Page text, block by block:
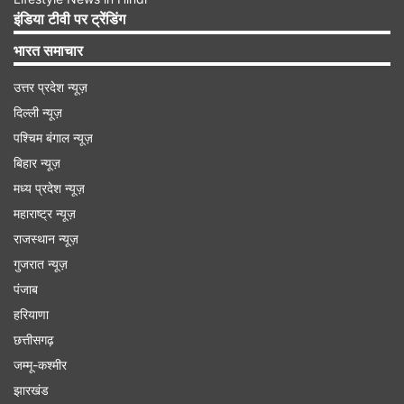
को बैंक में गिरवी रखते हैं, तो बैंक द्वारा आपको नियमित तौर
पर भुगतान किया जाता है। जहां इसे अपनाने के बाद आपकी
नकदी की समस्या काफी कम हो जायेगी, वहीं रिवर्स मॉर्टगेज
की अवधि 20 साल तक होती है।
इंडिया टीवी पर ट्रेंडिंग
भारत समाचार
उत्तर प्रदेश न्यूज़
दिल्ली न्यूज़
पश्चिम बंगाल न्यूज़
बिहार न्यूज़
मध्य प्रदेश न्यूज़
महाराष्ट्र न्यूज़
राजस्थान न्यूज़
गुजरात न्यूज़
पंजाब
हरियाणा
छत्तीसगढ़
जम्मू-कश्मीर
झारखंड